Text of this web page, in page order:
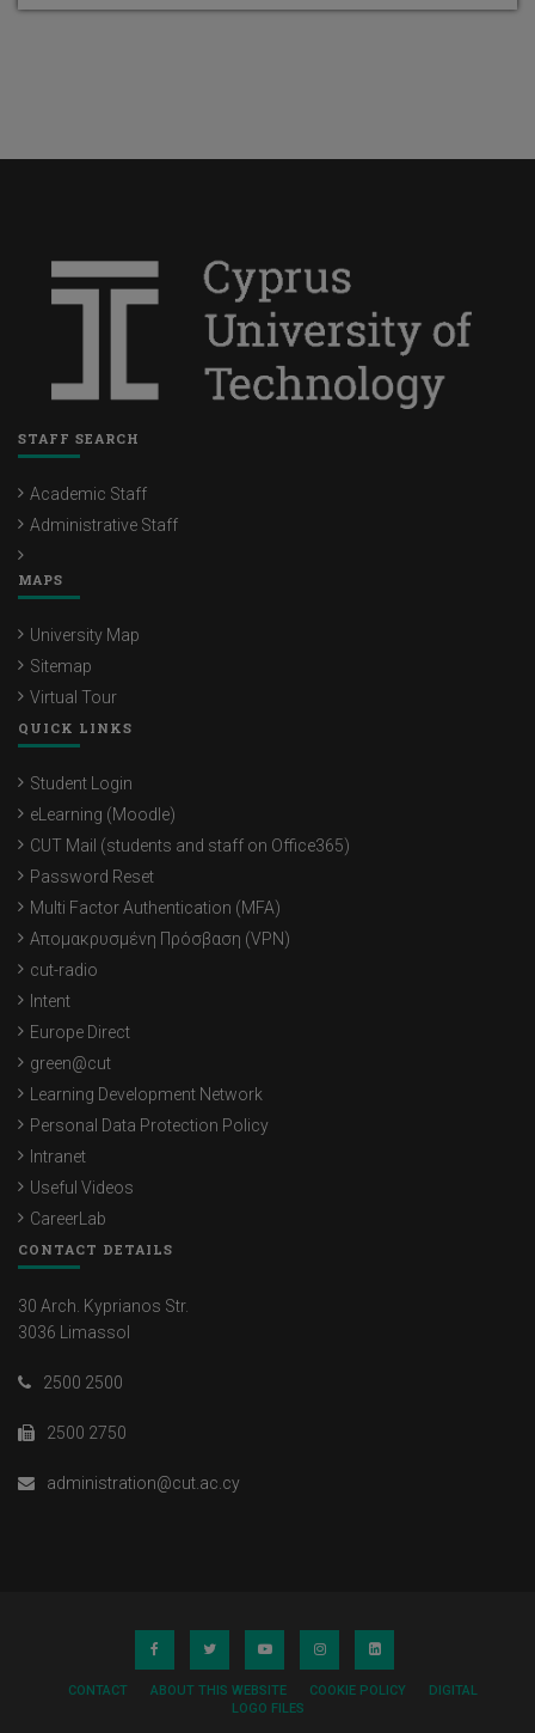
STAFF SEARCH
Academic Staff
Administrative Staff
MAPS
University Map
Sitemap
Virtual Tour
QUICK LINKS
Student Login
eLearning (Moodle)
CUT Mail (students and staff on Office365)
Password Reset
Multi Factor Authentication (MFA)
Απομακρυσμένη Πρόσβαση (VPN)
cut-radio
Intent
Europe Direct
green@cut
Learning Development Network
Personal Data Protection Policy
Intranet
Useful Videos
CareerLab
CONTACT DETAILS
30 Arch. Kyprianos Str.
3036 Limassol
2500 2500
2500 2750
administration@cut.ac.cy
CONTACT ABOUT THIS WEBSITE COOKIE POLICY
DIGITAL
LOGO FILES